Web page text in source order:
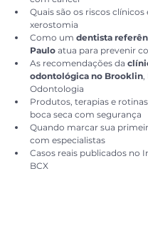
Quais são os riscos clínicos
xerostomia
Como um dentista
Paulo atua para prevenir
As recomendações da
odontológica no Brooklin,
Odontologia
Produtos, terapias e
boca seca com segurança
Quando marcar sua
com especialistas
Casos reais publicados no
BCX